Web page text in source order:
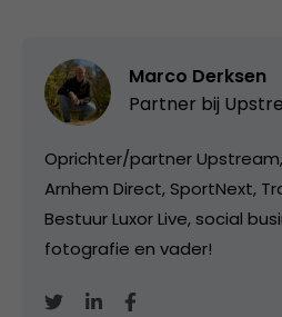
Marco Derksen
Partner bij
Oprichter/partner
Arnhem Direct, SportNext,
Bestuur Luxor Live, social
fotografie en vader!